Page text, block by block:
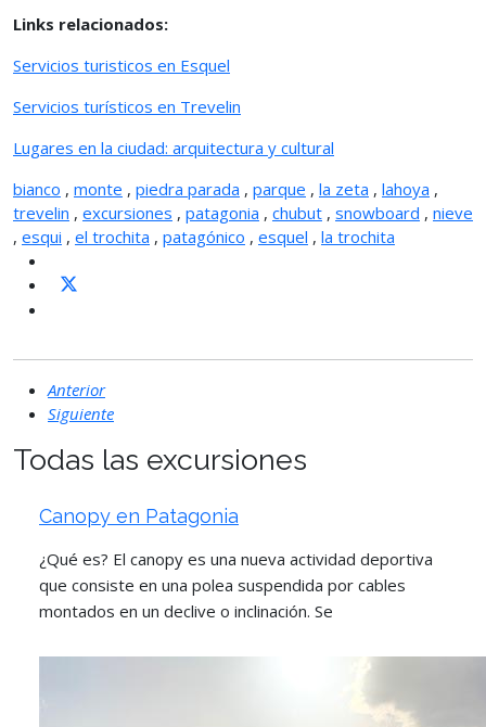
Links relacionados:
Servicios turisticos en Esquel
Servicios turísticos en Trevelin
Lugares en la ciudad: arquitectura y cultural
bianco , monte , piedra parada , parque , la zeta , lahoya ,
trevelin , excursiones , patagonia , chubut , snowboard , nieve
, esqui , el trochita , patagónico , esquel , la trochita
Anterior
Siguiente
Todas las excursiones
Canopy en Patagonia
¿Qué es? El canopy es una nueva actividad deportiva
que consiste en una polea suspendida por cables
montados en un declive o inclinación. Se